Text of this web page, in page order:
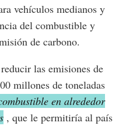
vehículos medianos y
del combustible y
de carbono.
las emisiones de
millones de toneladas
en alrededor
, que le permitiría al país